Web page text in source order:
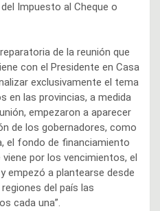
Impuesto al Cheque o
de la reunión que
con el Presidente en Casa
exclusivamente el tema
en las provincias, a medida
empezaron a aparecer
de los gobernadores, como
el fondo de financiamiento
viene por los vencimientos, el
empezó a plantearse desde
del país las
cada una”.